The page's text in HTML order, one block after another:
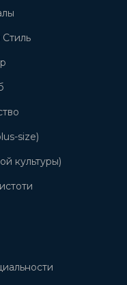
size)
культуры)